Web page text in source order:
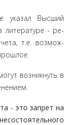
указал Высший
литературе - ре­
т.е. возмож­
возник­нуть в
- это за­прет на